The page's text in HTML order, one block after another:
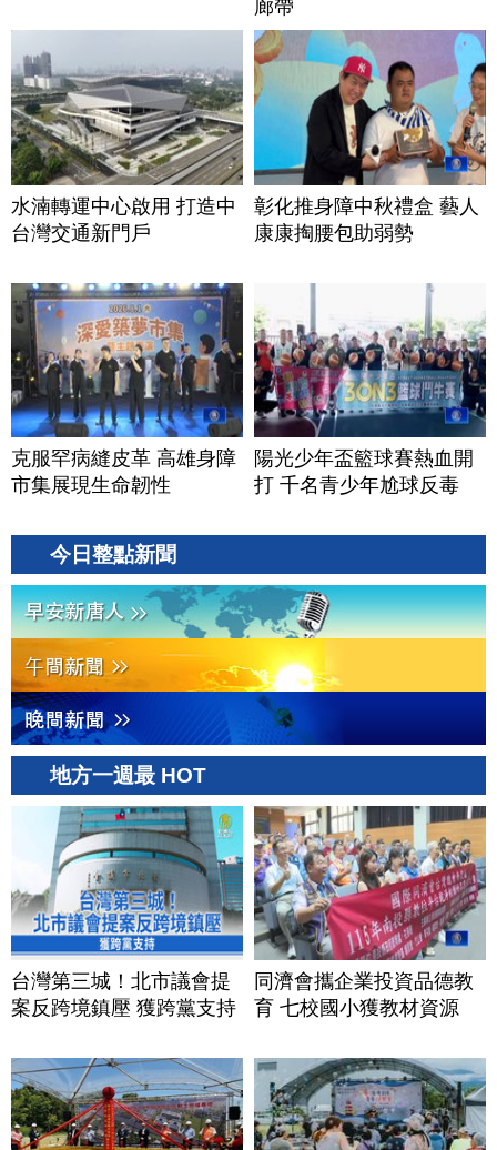
廊帶
水湳轉運中心啟用 打造中
台灣交通新門戶
彰化推身障中秋禮盒 藝人
康康掏腰包助弱勢
克服罕病縫皮革 高雄身障
市集展現生命韌性
陽光少年盃籃球賽熱血開
打 千名青少年尬球反毒
今日整點新聞
地方一週最 HOT
台灣第三城！北市議會提
案反跨境鎮壓 獲跨黨支持
同濟會攜企業投資品德教
育 七校國小獲教材資源